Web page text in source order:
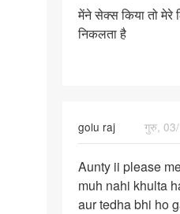
मेंने
सेक्स
मेंने सेक्स किया तो
निकलता है
golu raj
गुरु,
Aunty
ii
please
Aunty ii please
muh nahi khulta
aur tedha bhi ho